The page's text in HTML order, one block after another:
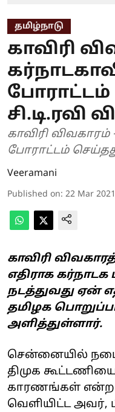
தமிழ்நாடு
காவிரி
போராட்டம்
சி.டி.ரவி
காவிரி
போராட்டம்
Veeramani
Published on: 22 Mar
காவிரி
எதிராக
நடத்துவது ஏன்
தமிழக
அளித்துள்ளார்.
சென்னையில்
திமுக கூட்டணியை
காரணங்கள் என்ற
வெளியிட்ட அவர்,